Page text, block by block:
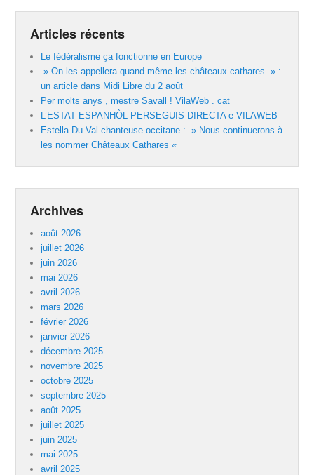
Articles récents
Le fédéralisme ça fonctionne en Europe
» On les appellera quand même les châteaux cathares » :
un article dans Midi Libre du 2 août
Per molts anys , mestre Savall ! VilaWeb . cat
L’ESTAT ESPANHÒL PERSEGUIS DIRECTA e VILAWEB
Estella Du Val chanteuse occitane : » Nous continuerons à
les nommer Châteaux Cathares «
Archives
août 2026
juillet 2026
juin 2026
mai 2026
avril 2026
mars 2026
février 2026
janvier 2026
décembre 2025
novembre 2025
octobre 2025
septembre 2025
août 2025
juillet 2025
juin 2025
mai 2025
avril 2025